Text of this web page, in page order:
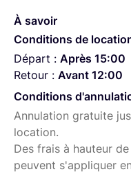
À savoir
Conditions de
Départ : Après 15:00
Retour : Avant 12:00
Conditions
Annulation gratuite
location.
Des frais à hauteur
peuvent s'appliquer